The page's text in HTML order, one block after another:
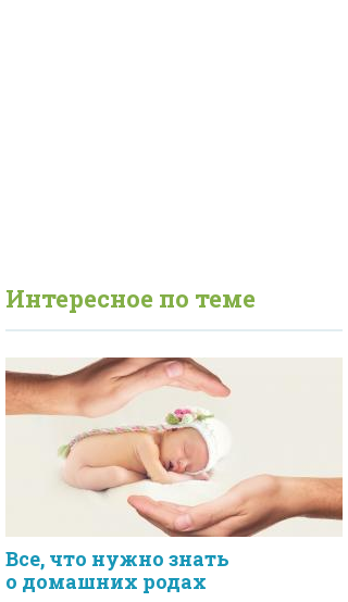
Интересное по теме
Все, что нужно знать
о домашних родах